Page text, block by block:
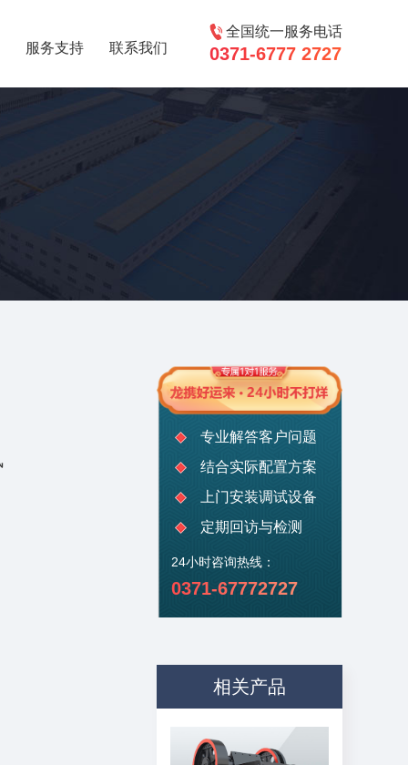
服务支持 联系我们
全国统一服务电话
0371-6777 2727
专业解答客户问题
结合实际配置方案
上门安装调试设备
定期回访与检测
24小时咨询热线：
0371-67772727
相关产品